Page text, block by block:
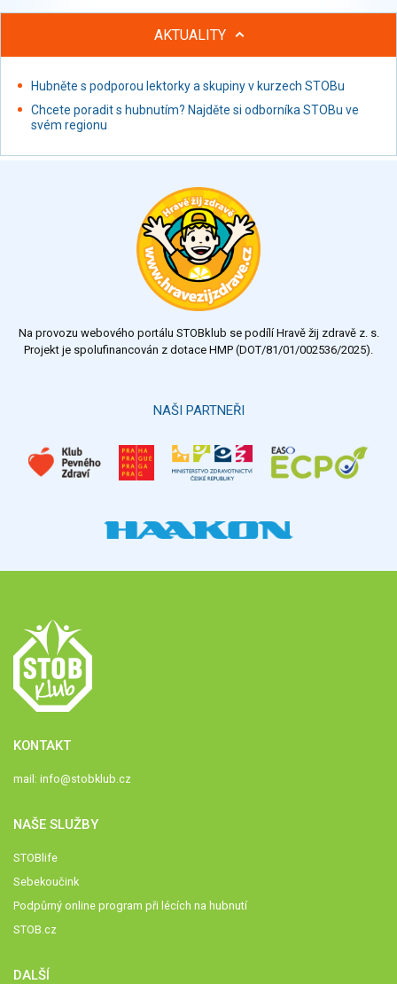
Nápoje alkoholické
Restaurace, jídelny, hotová jídla
Fastfood
Studená kuchyně, lahůdkářské výrobky
AKTUALITY
Hubněte s podporou lektorky a skupiny v kurzech STOBu
Chcete poradit s hubnutím? Najděte si odborníka STOBu ve
svém regionu
Na provozu webového portálu STOBklub se podílí Hravě žij zdravě z. s.
Projekt je spolufinancován z dotace HMP (DOT/81/01/002536/2025).
NAŠI PARTNEŘI
KONTAKT
mail: info@stobklub.cz
NAŠE SLUŽBY
STOBlife
Sebekoučink
Podpůrný online program při lécích na hubnutí
STOB.cz
DALŠÍ